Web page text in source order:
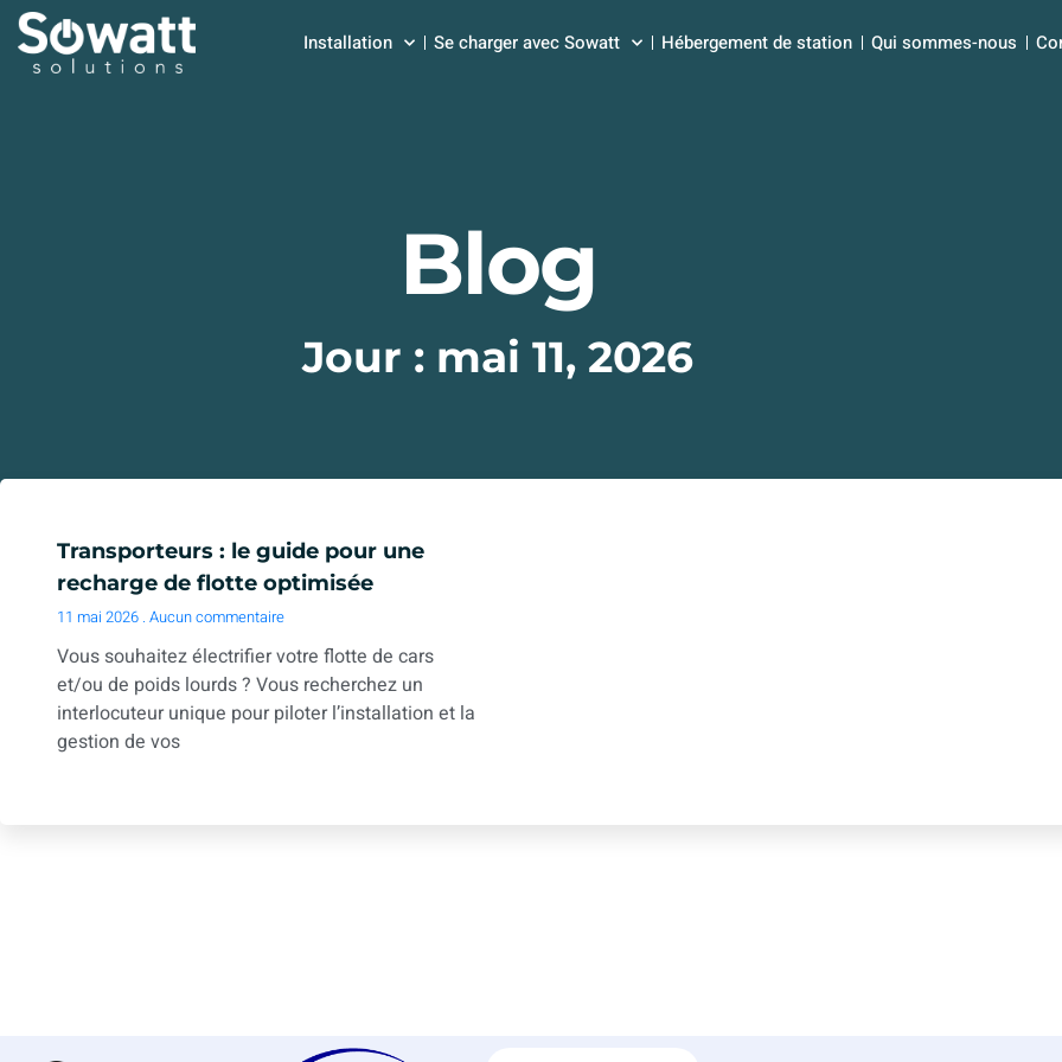
Installation Se charger avec Sowatt Hébergement de station Qui sommes-nous
Blog
Jour : mai 11, 2026
Transporteurs : le guide pour une
recharge de flotte optimisée
11 mai 2026 Aucun commentaire
Vous souhaitez électrifier votre flotte de cars
et/ou de poids lourds ? Vous recherchez un
interlocuteur unique pour piloter l’installation et la
gestion de vos